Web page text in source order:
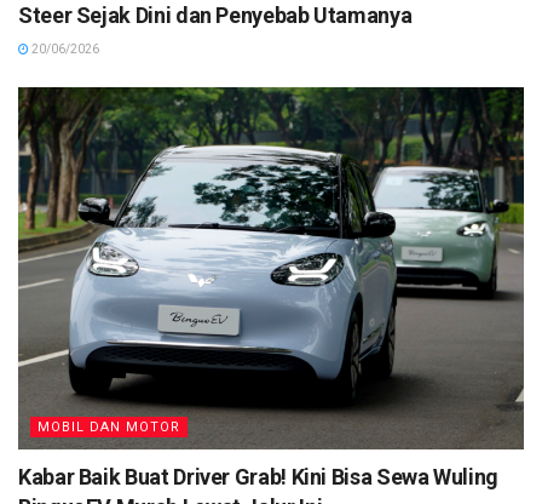
Steer Sejak Dini dan Penyebab Utamanya
20/06/2026
MOBIL DAN MOTOR
Kabar Baik Buat Driver Grab! Kini Bisa Sewa Wuling